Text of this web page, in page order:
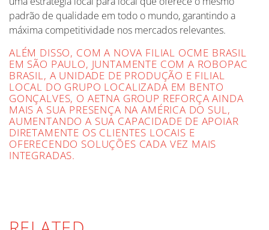
padrão de qualidade em todo o mundo, garantindo a
máxima competitividade nos mercados relevantes.
ALÉM DISSO, COM A NOVA FILIAL OCME BRASIL
EM SÃO PAULO, JUNTAMENTE COM A ROBOPAC
BRASIL, A UNIDADE DE PRODUÇÃO E FILIAL
LOCAL DO GRUPO LOCALIZADA EM BENTO
GONÇALVES, O AETNA GROUP REFORÇA AINDA
MAIS A SUA PRESENÇA NA AMÉRICA DO SUL,
AUMENTANDO A SUA CAPACIDADE DE APOIAR
DIRETAMENTE OS CLIENTES LOCAIS E
OFERECENDO SOLUÇÕES CADA VEZ MAIS
INTEGRADAS.